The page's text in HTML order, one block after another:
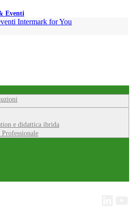
Eventi
Intermark for You
e didattica ibrida